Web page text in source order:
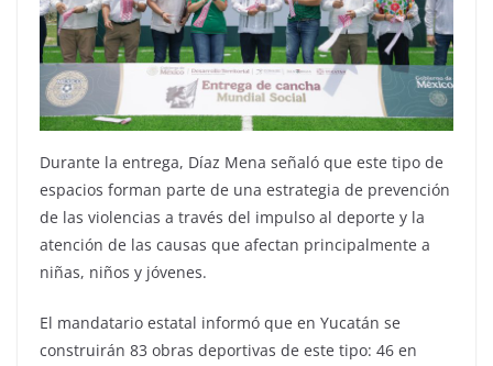
Durante la entrega, Díaz Mena señaló que este tipo de
espacios forman parte de una estrategia de prevención
de las violencias a través del impulso al deporte y la
atención de las causas que afectan principalmente a
niñas, niños y jóvenes.
El mandatario estatal informó que en Yucatán se
construirán 83 obras deportivas de este tipo: 46 en